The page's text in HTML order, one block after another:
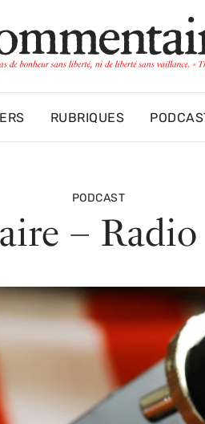
RUBRIQUES
PODCAST
– Radio